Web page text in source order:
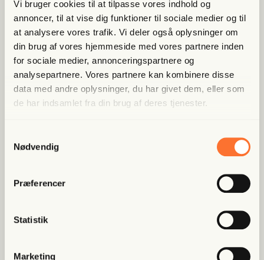
Vi bruger cookies til at tilpasse vores indhold og
annoncer, til at vise dig funktioner til sociale medier og til
at analysere vores trafik. Vi deler også oplysninger om
din brug af vores hjemmeside med vores partnere inden
for sociale medier, annonceringspartnere og
analysepartnere. Vores partnere kan kombinere disse
data med andre oplysninger, du har givet dem, eller som
de har indsamlet fra din brug af deres tjenester.
Nødvendig
Præferencer
Statistik
Marketing
Bliv med­lem og spar nu
Allerede medlem? Log ind her.
Populære artikler
Fri Finans
udle­jer i Dan­mark afslø­ret i